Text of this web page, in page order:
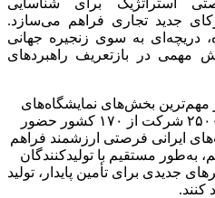
جدید تجاری فراهم می‌سازد.
دریچه‌ای به سوی زنجیره جهانی
مهمی در بازتعریف راهبردهای
مهم‌ترین بخش‌های نمایشگاه‌های
آلمان شناخته می‌شود، بیش از ۲۵۰۰ شرکت از ۱۷۰ کشور حضور
ایرانی فرصتی ارزشمند فراهم
به‌طور مستقیم با تولیدکنندگان
جدیدی برای تأمین پایدار، تولید
کنند.